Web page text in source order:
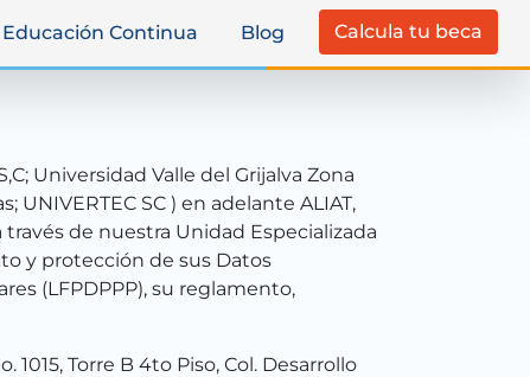
Educación Continua Blog Calcula tu beca
Universidad Valle del Grijalva Zona
SC ) en adelante ALIAT,
de nuestra Unidad Especializada
y protección de sus Datos
(LFPDPPP), su reglamento,
Torre B 4to Piso, Col. Desarrollo